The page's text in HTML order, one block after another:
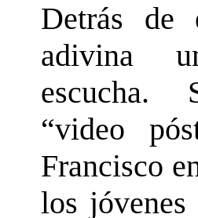
Detrás de
adivina
“video
Francisco
los